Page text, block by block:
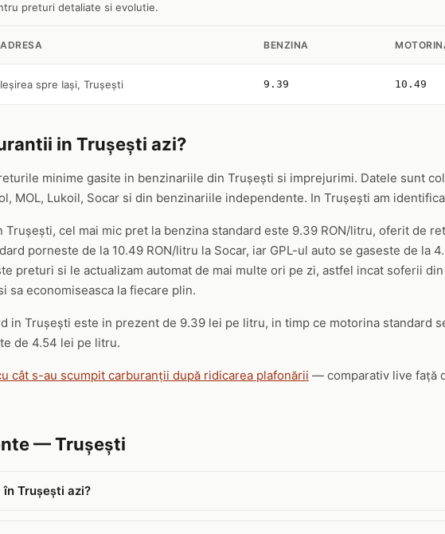
preturi detaliate si evolutie.
ADRESA BENZINA
Ieșirea spre Iași, Trușești 9.39 10.49
in Trușești azi?
minime gasite in benzinariile din Trușești si imprejurimi. Datele sunt
MOL, Lukoil, Socar si din benzinariile independente. In Trușești am
Trușești, cel mai mic pret la benzina standard este 9.39 RON/litru, oferit de
porneste de la 10.49 RON/litru la Socar, iar GPL-ul auto se gaseste de la
preturi si le actualizam automat de mai multe ori pe zi, astfel incat soferii
sa economiseasca la fiecare plin.
in Trușești este in prezent de 9.39 lei pe litru, in timp ce motorina standard
de 4.54 lei pe litru.
cât s-au scumpit carburanții după ridicarea plafonării — comparativ live față
— Trușești
Trușești azi?